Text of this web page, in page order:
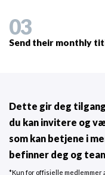
03
Send their monthly
Dette gir deg
du kan invitere og
som kan betjene i
befinner deg og
*Kun for offisielle medlemmer